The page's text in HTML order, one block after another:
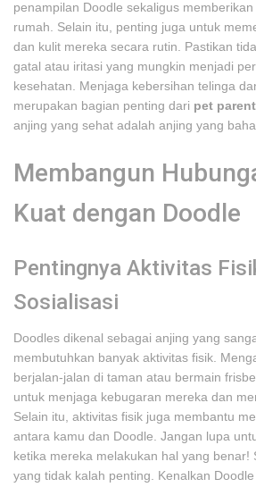
penampilan Doodle sekaligus
rumah. Selain itu, penting juga untuk
dan kulit mereka secara rutin. Pastikan
gatal atau iritasi yang mungkin menjadi
kesehatan. Menjaga kebersihan telinga
merupakan bagian penting dari pet
anjing yang sehat adalah anjing yang
Membangun
Kuat dengan Doodle
Pentingnya Aktivitas
Sosialisasi
Doodles dikenal sebagai anjing yang
membutuhkan banyak aktivitas fisik.
berjalan-jalan di taman atau bermain
untuk menjaga kebugaran mereka dan
Selain itu, aktivitas fisik juga membantu
antara kamu dan Doodle. Jangan lupa
ketika mereka melakukan hal yang benar!
yang tidak kalah penting. Kenalkan